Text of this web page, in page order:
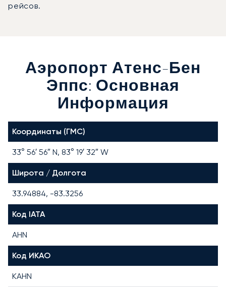
рейсов.
Аэропорт Атенс-Бен
Эппс: Основная
Информация
Координаты (ГМС)
33° 56′ 56″ N, 83° 19′ 32″ W
Широта / Долгота
33.94884, -83.3256
Код IATA
AHN
Код ИКАО
KAHN